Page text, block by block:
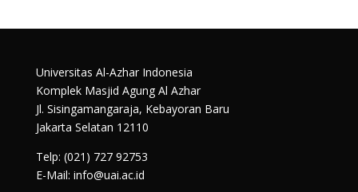
Universitas Al-Azhar Indonesia
Komplek Masjid Agung Al Azhar
Jl. Sisingamangaraja, Kebayoran Baru
Jakarta Selatan 12110
Telp: (021) 727 92753
E-Mail: info@uai.ac.id